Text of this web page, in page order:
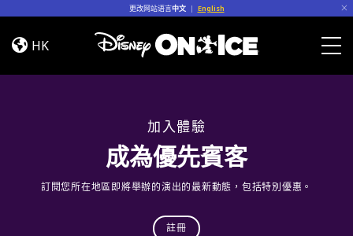
更改网站语言中文 | English
Let’s
Dance
HK
成為優先賓客
加入體驗
訂閱您所在地區即將舉辦的演出的最新動態，包括特別優惠。
註冊